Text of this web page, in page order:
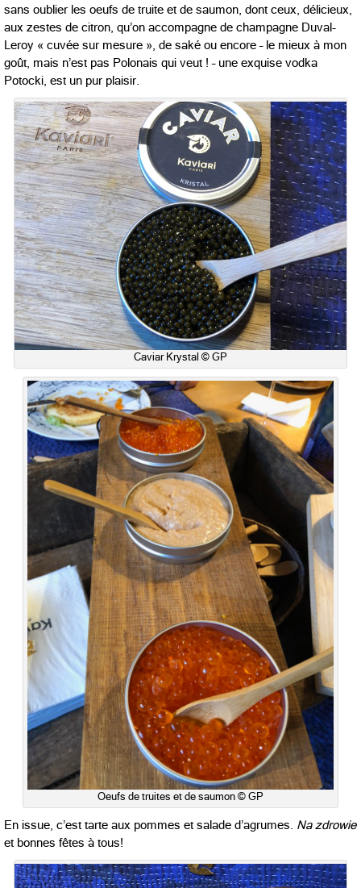
sans oublier les oeufs de truite et de saumon, dont ceux, délicieux,
aux zestes de citron, qu’on accompagne de champagne Duval-
Leroy « cuvée sur mesure », de saké ou encore – le mieux à mon
goût, mais n’est pas Polonais qui veut ! – une exquise vodka
Potocki, est un pur plaisir.
Caviar Krystal © GP
Oeufs de truites et de saumon © GP
En issue, c’est tarte aux pommes et salade d’agrumes. Na zdrowie
et bonnes fêtes à tous!